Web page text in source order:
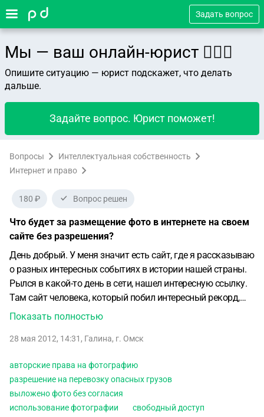
Задать вопрос
Мы — ваш онлайн-юрист 👨🏻‍⚖️
Опишите ситуацию — юрист подскажет, что делать
дальше.
Задайте вопрос. Юрист поможет!
Вопросы
Интеллектуальная собственность
Интернет и право
180 ₽ Вопрос решен
Что будет за размещение фото в интернете на своем
сайте без разрешения?
День добрый. У меня значит есть сайт, где я рассказываю
о разных интересных событиях в истории нашей страны.
Рылся в какой-то день в сети, нашел интересную ссылку.
Там сайт человека, который побил интересный рекорд,
выложил об этом фото. Значка копирайта или слов о том,
было. Нарушаю ли я его авторские права? Я скопировал
необходимой информацией об этом человеке. Сейчас он
мне в личку написал, что я не имел права размещать его
фото. Требует, чтобы я немедленно все удалил. Но если он
против этого, зачем он сам у себя публикует фото. Я ведь
Показать полностью
28 мая 2012, 14:31 , Галина, г. Омск
авторские права на фотографию
разрешение на перевозку опасных грузов
выложено фото без согласия
использование фотографии
свободный доступ